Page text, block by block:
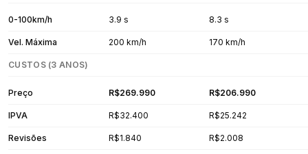
0-100km/h 3.9 s 8.3 s
Vel. Máxima 200 km/h 170 km/h
CUSTOS (3 ANOS)
Preço R$269.990 R$206.990
IPVA R$32.400 R$25.242
Revisões R$1.840 R$2.008